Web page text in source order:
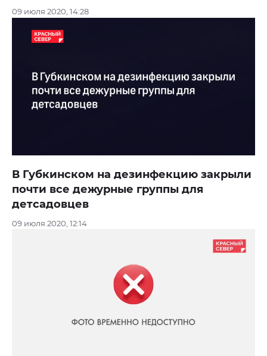
09 июля 2020, 14:28
В Губкинском на дезинфекцию закрыли
почти все дежурные группы для
детсадовцев
09 июля 2020, 12:14